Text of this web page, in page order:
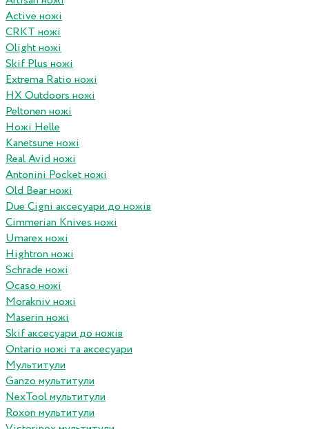
Active ножі
CRKT ножі
Olight ножі
Skif Plus ножі
Extrema Ratio ножі
HX Outdoors ножі
Peltonen ножі
Ножі Helle
Kanetsune ножі
Real Avid ножі
Antonini Pocket ножі
Old Bear ножі
Due Cigni аксесуари до ножів
Cimmerian Knives ножі
Umarex ножі
Hightron ножі
Schrade ножі
Ocaso ножі
Morakniv ножі
Maserin ножі
Skif аксесуари до ножів
Ontario ножі та аксесуари
Мультитули
Ganzo мультитули
NexTool мультитули
Roxon мультитули